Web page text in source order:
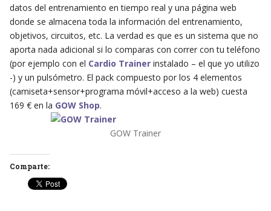
datos del entrenamiento en tiempo real y una página web
donde se almacena toda la información del entrenamiento,
objetivos, circuitos, etc. La verdad es que es un sistema que no
aporta nada adicional si lo comparas con correr con tu teléfono
(por ejemplo con el Cardio Trainerinstalado – el que yo utilizo
-) y un pulsómetro. El pack compuesto por los 4 elementos
(camiseta+sensor+programa móvil+acceso a la web) cuesta
169 € en la GOW Shop.
GOW Trainer
Comparte: